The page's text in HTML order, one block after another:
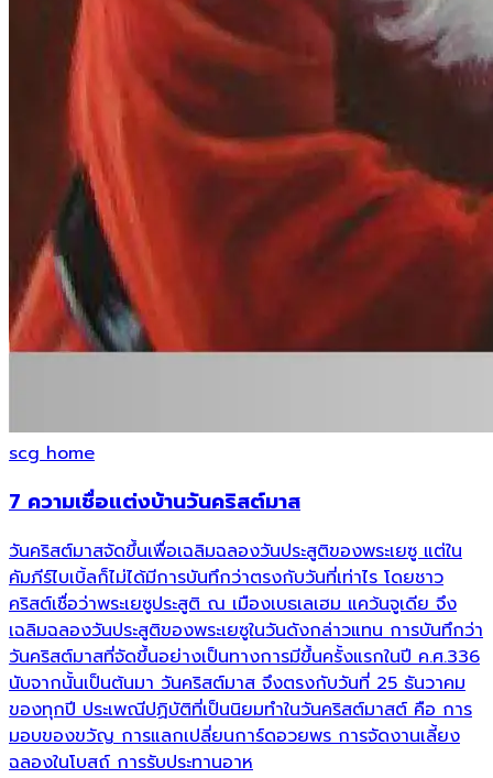
scg home
7 ความเชื่อแต่งบ้านวันคริสต์มาส
วันคริสต์มาสจัดขึ้นเพื่อเฉลิมฉลองวันประสูติของพระเยซู แต่ใน
คัมภีร์ไบเบิ้ลก็ไม่ได้มีการบันทึกว่าตรงกับวันที่เท่าไร โดยชาว
คริสต์เชื่อว่าพระเยซูประสูติ ณ เมืองเบธเลเฮม แคว้นจูเดีย จึง
เฉลิมฉลองวันประสูติของพระเยซูในวันดังกล่าวแทน การบันทึกว่า
วันคริสต์มาสที่จัดขึ้นอย่างเป็นทางการมีขึ้นครั้งแรกในปี ค.ศ.336
นับจากนั้นเป็นต้นมา วันคริสต์มาส จึงตรงกับวันที่ 25 ธันวาคม
ของทุกปี ประเพณีปฏิบัติที่เป็นนิยมทำในวันคริสต์มาสต์ คือ การ
มอบของขวัญ การแลกเปลี่ยนการ์ดอวยพร การจัดงานเลี้ยง
ฉลองในโบสถ์ การรับประทานอาห